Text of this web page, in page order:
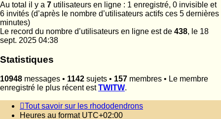
Au total il y a 7 utilisateurs en ligne : 1 enregistré, 0 invisible et
6 invités (d’après le nombre d’utilisateurs actifs ces 5 dernières
minutes)
Le record du nombre d’utilisateurs en ligne est de 438, le 18
sept. 2025 04:38
Statistiques
10948 messages • 1142 sujets • 157 membres • Le membre
enregistré le plus récent estTWITW.
Tout savoir sur les rhododendrons
Heures au format UTC+02:00